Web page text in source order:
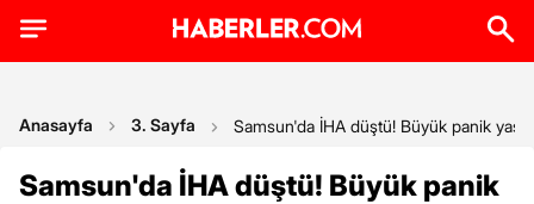
Anasayfa 3. Sayfa Samsun'da İHA düştü! Büyük panik
Samsun'da İHA düştü! Büyük panik